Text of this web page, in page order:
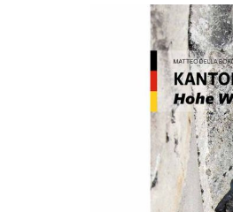
Bildergalerie